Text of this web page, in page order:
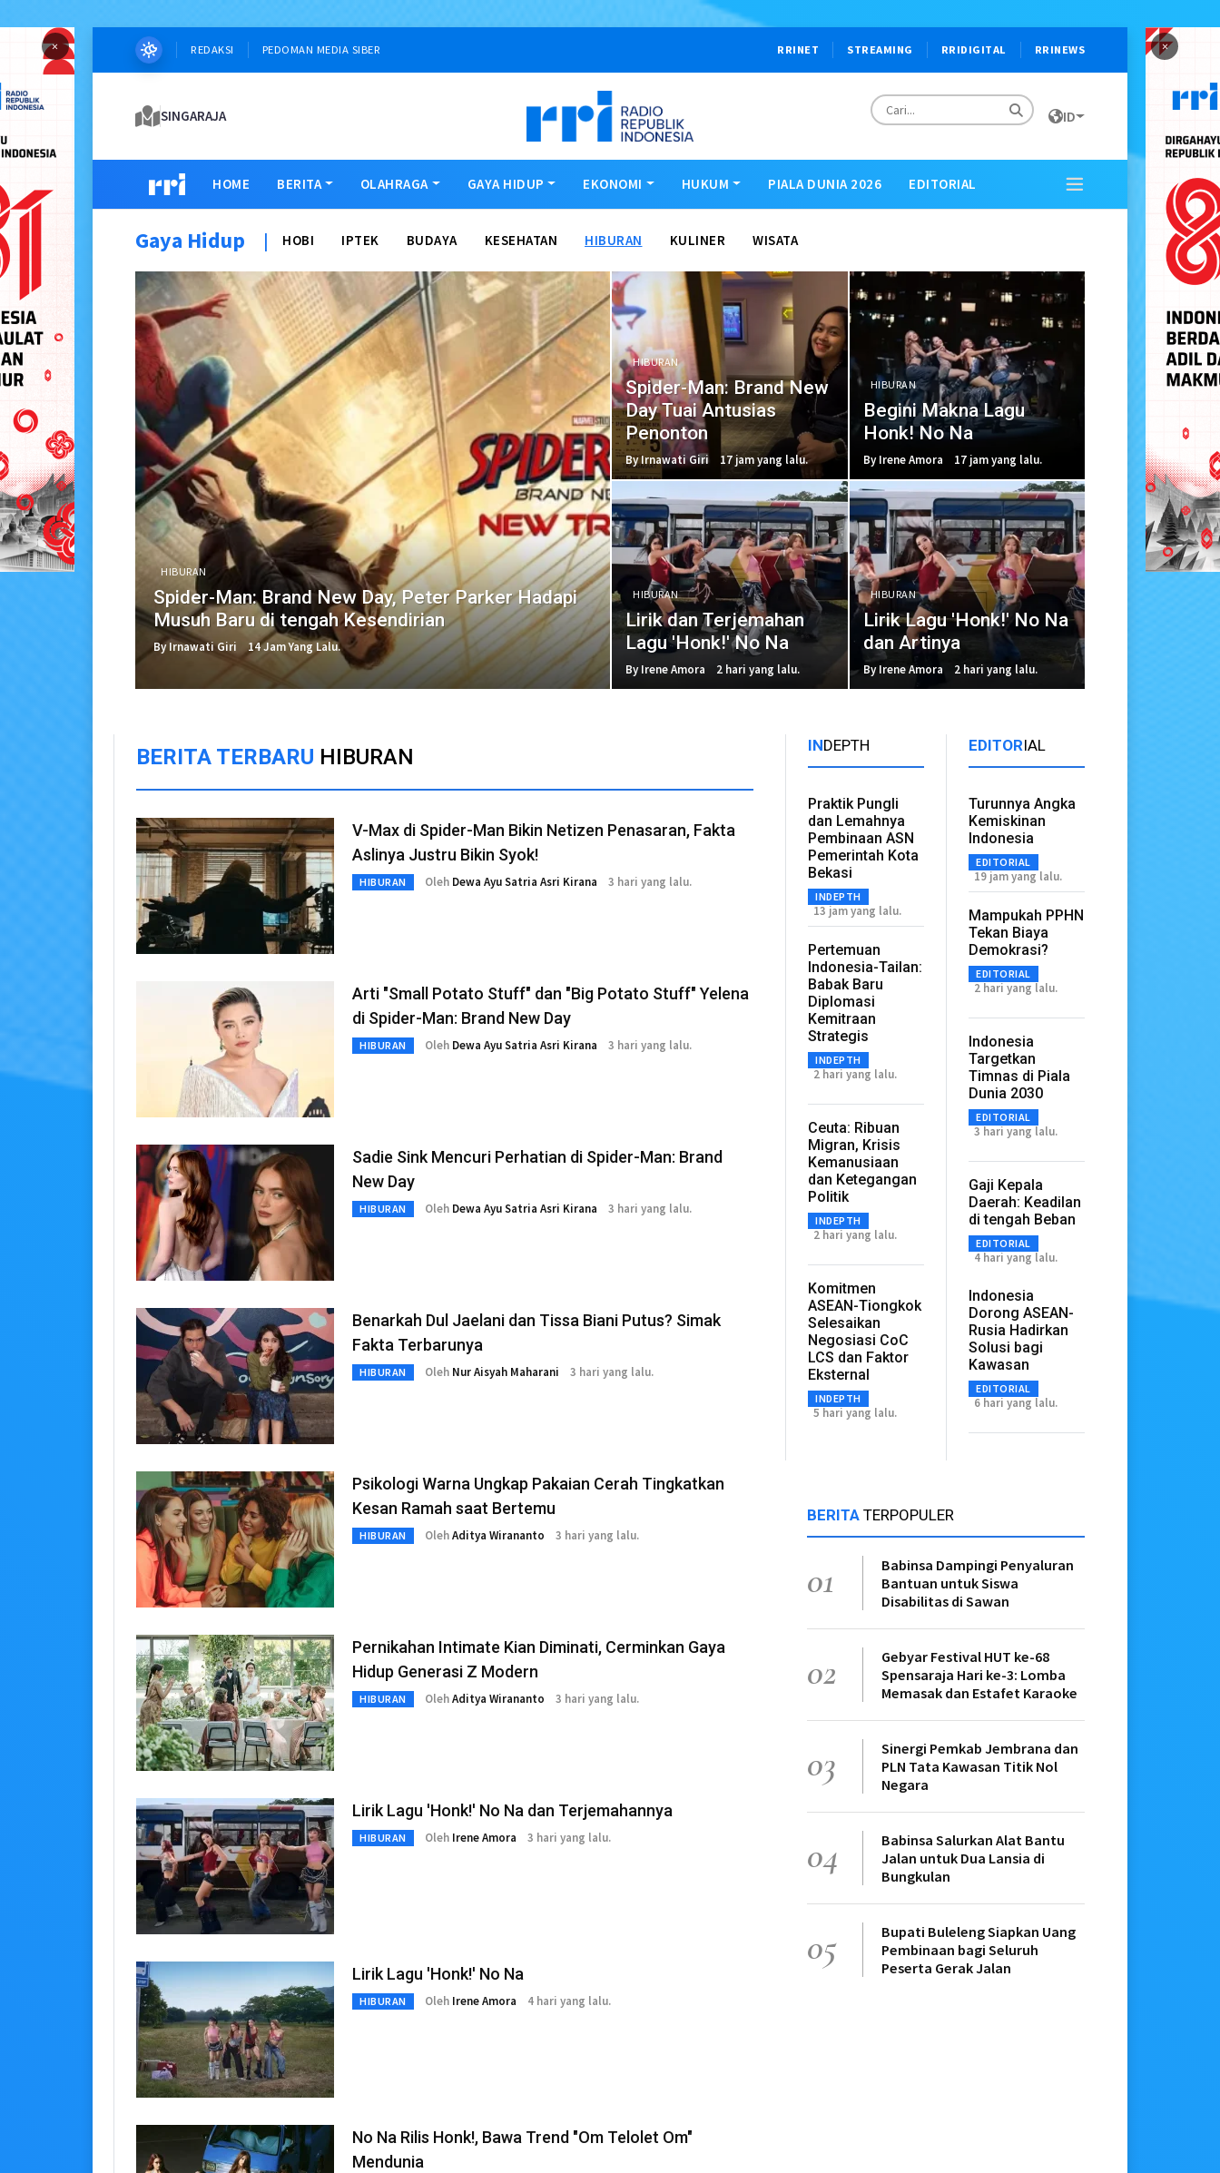
× ×
REDAKSI PEDOMAN MEDIA SIBER RRINET STREAMING RRIDIGITAL RRINEWS
SINGARAJA ID
HOME BERITA OLAHRAGA GAYA HIDUP EKONOMI HUKUM PIALA DUNIA 2026 EDITORIAL
Gaya Hidup | HOBI IPTEK BUDAYA KESEHATAN HIBURAN KULINER WISATA
HIBURAN
Spider-Man: Brand New Day, Peter Parker Hadapi
Musuh Baru di tengah Kesendirian
By Irnawati Giri 14 Jam Yang Lalu.
HIBURAN
Spider-Man: Brand New
Day Tuai Antusias
Penonton
By Irnawati Giri 17 jam yang lalu.
HIBURAN
Begini Makna Lagu
Honk! No Na
By Irene Amora 17 jam yang lalu.
HIBURAN
Lirik dan Terjemahan
Lagu 'Honk!' No Na
By Irene Amora 2 hari yang lalu.
HIBURAN
Lirik Lagu 'Honk!' No Na
dan Artinya
By Irene Amora 2 hari yang lalu.
BERITA TERBARU HIBURAN
V-Max di Spider-Man Bikin Netizen Penasaran, Fakta
Aslinya Justru Bikin Syok!
HIBURAN Oleh Dewa Ayu Satria Asri Kirana 3 hari yang lalu.
Arti "Small Potato Stuff" dan "Big Potato Stuff" Yelena
di Spider-Man: Brand New Day
HIBURAN Oleh Dewa Ayu Satria Asri Kirana 3 hari yang lalu.
Sadie Sink Mencuri Perhatian di Spider-Man: Brand
New Day
HIBURAN Oleh Dewa Ayu Satria Asri Kirana 3 hari yang lalu.
Benarkah Dul Jaelani dan Tissa Biani Putus? Simak
Fakta Terbarunya
HIBURAN Oleh Nur Aisyah Maharani 3 hari yang lalu.
Psikologi Warna Ungkap Pakaian Cerah Tingkatkan
Kesan Ramah saat Bertemu
HIBURAN OlehAditya Wirananto 3 hari yang lalu.
Pernikahan Intimate Kian Diminati, Cerminkan Gaya
Hidup Generasi Z Modern
HIBURAN OlehAditya Wirananto 3 hari yang lalu.
Lirik Lagu 'Honk!' No Na dan Terjemahannya
HIBURAN Oleh Irene Amora 3 hari yang lalu.
Lirik Lagu 'Honk!' No Na
HIBURAN Oleh Irene Amora 4 hari yang lalu.
No Na Rilis Honk!, Bawa Trend "Om Telolet Om"
Mendunia
INDEPTH
Praktik Pungli
dan Lemahnya
Pembinaan ASN
Pemerintah Kota
Bekasi
INDEPTH
13 jam yang lalu.
Pertemuan
Indonesia-Tailan:
Babak Baru
Diplomasi
Kemitraan
Strategis
INDEPTH
2 hari yang lalu.
Ceuta: Ribuan
Migran, Krisis
Kemanusiaan
dan Ketegangan
Politik
INDEPTH
2 hari yang lalu.
Komitmen
ASEAN-Tiongkok
Selesaikan
Negosiasi CoC
LCS dan Faktor
Eksternal
INDEPTH
5 hari yang lalu.
EDITORIAL
Turunnya Angka
Kemiskinan
Indonesia
EDITORIAL
19 jam yang lalu.
Mampukah PPHN
Tekan Biaya
Demokrasi?
EDITORIAL
2 hari yang lalu.
Indonesia
Targetkan
Timnas di Piala
Dunia 2030
EDITORIAL
3 hari yang lalu.
Gaji Kepala
Daerah: Keadilan
di tengah Beban
EDITORIAL
4 hari yang lalu.
Indonesia
Dorong ASEAN-
Rusia Hadirkan
Solusi bagi
Kawasan
EDITORIAL
6 hari yang lalu.
BERITATERPOPULER
01
Babinsa Dampingi Penyaluran
Bantuan untuk Siswa
Disabilitas di Sawan
02
Gebyar Festival HUT ke-68
Spensaraja Hari ke-3: Lomba
Memasak dan Estafet Karaoke
03
Sinergi Pemkab Jembrana dan
PLN Tata Kawasan Titik Nol
Negara
04
Babinsa Salurkan Alat Bantu
Jalan untuk Dua Lansia di
Bungkulan
05
Bupati Buleleng Siapkan Uang
Pembinaan bagi Seluruh
Peserta Gerak Jalan